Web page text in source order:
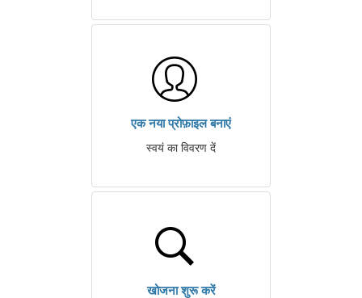
एक नया प्रोफ़ाइल बनाएं
स्वयं का विवरण दें
खोजना शुरू करें